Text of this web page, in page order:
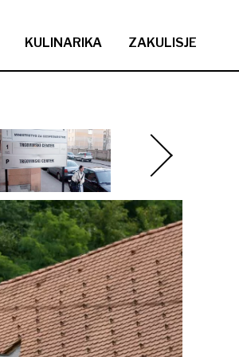
KULINARIKA ZAKULISJE